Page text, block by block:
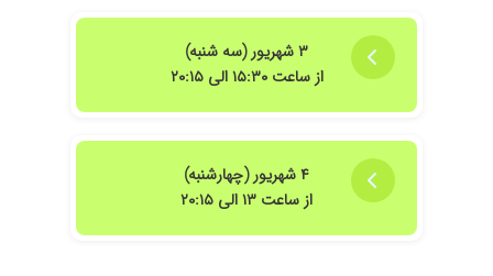
۳ شهریور (سه شنبه)
از ساعت ۱۵:۳۰ الی ۲۰:۱۵
۴ شهریور (چهارشنبه)
از ساعت ۱۳ الی ۲۰:۱۵